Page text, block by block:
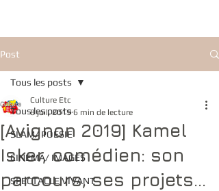
Post
Tous les posts
SLAM/ POESIE
CINEMA/ IMAGES
SPECTACLE VIVANT
Tous les posts
[Avignon 2019] Kamel
Isker, comédien: son
parcours, ses projets...
Culture Etc
8 juil. 2019 6 min de lecture